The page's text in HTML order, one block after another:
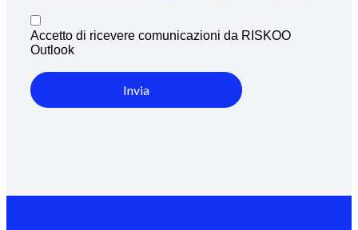
Accetto di ricevere comunicazioni da RISKOO
Outlook
Invia